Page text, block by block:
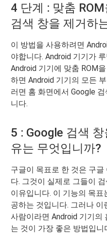
4 단계 : 맞춤
검색 창을 제거하
이 방법을 사용하려면
야합니다. Android 기기가
Android 기기에 맞춤 ROM
하면 Android 기기의 모든
러면 홈 화면에서 Google
니다.
5 : Google 검색
유는 무엇입니까?
구글이 목표로 한 것은 구
다. 그것이 실제로 그들이
이유입니다. 이 기능의 목
공하는 것입니다. 그러나
사람이라면 Android 기기의
는 것이 가장 좋은 방법입니